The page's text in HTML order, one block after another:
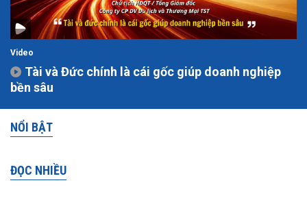
Video
Tài và Đức chính là cái gốc giúp doanh nghiệp
bền sâu
NỔI BẬT
ĐỌC NHIỀU